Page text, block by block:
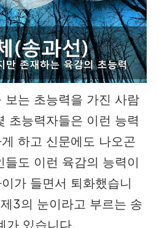
보는 초능력을 가진 사람
초능력자들은 이런 능력
하고 신문에도 나오곤
도 이런 육감의 능력이
가 들면서 퇴화했습니
3의 눈이라고 부르는 송
가 있습니다.